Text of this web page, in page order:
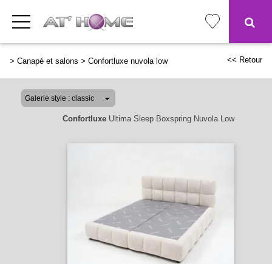
> Canapé et salons > Confortluxe nuvola low << Retour
ConfortluxeUltima Sleep Boxspring Nuvola Low